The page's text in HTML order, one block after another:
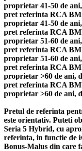
proprietar 41-50 de
pret referinta RCA
proprietar 41-50 de
pret referinta RCA
proprietar 51-60 de
pret referinta RCA
proprietar 51-60 de
pret referinta RCA
proprietar >60 de ani,
pret referinta RCA
proprietar >60 de ani,
Pretul de referinta
este orientativ. Puteti
Seria 5 Hybrid, cu
referinta, in functie de
Bonus-Malus din care